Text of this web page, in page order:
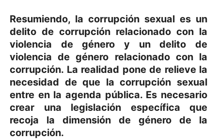
Resumiendo, la corrupción sexual es un
delito de corrupción relacionado con la
violencia de género y un delito de
violencia de género relacionado con la
corrupción. La realidad pone de relieve la
necesidad de que la corrupción sexual
entre en la agenda pública. Es necesario
crear una legislación específica que
recoja la dimensión de género de la
corrupción.